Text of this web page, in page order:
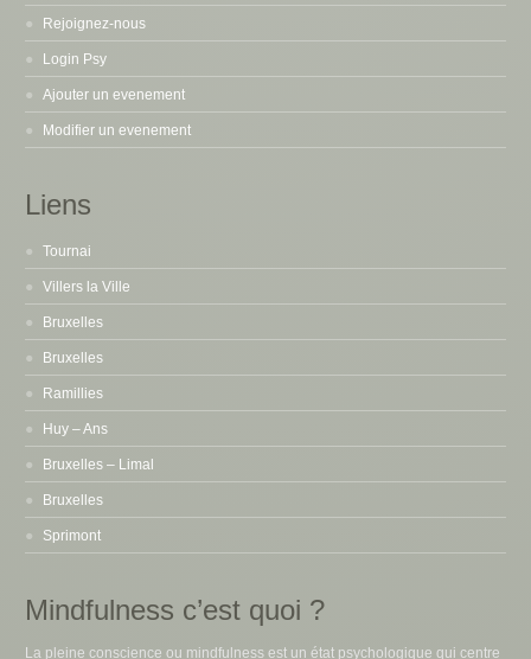
Rejoignez-nous
Login Psy
Ajouter un evenement
Modifier un evenement
Liens
Tournai
Villers la Ville
Bruxelles
Bruxelles
Ramillies
Huy – Ans
Bruxelles – Limal
Bruxelles
Sprimont
Mindfulness c’est quoi ?
La pleine conscience ou mindfulness est un état psychologique qui centre